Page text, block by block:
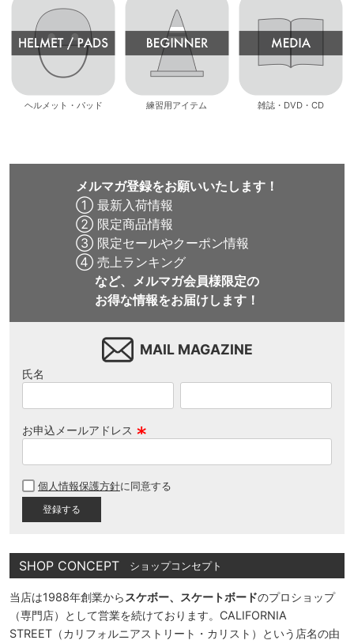
ヘルメット・パッド 練習用アイテム 雑誌・DVD・CD
メルマガ登録をお願いいたします！
① 最新入荷情報
② 限定商品情報
③ 限定セールやクーポン情報
④ 売上ランキング
など、メルマガ会員様限定の
お得な情報をお届けします！
MAIL MAGAZINE
氏名
お申込メールアドレス
須
個人情報保護方針に同意する
SHOP CONCEPT ショップコンセプト
当店は1988年創業から スケボー、スケートボードのプロショップ
（専門店）として営業を続けております。CALIFORNIA
STREET（カリフォルニアストリート・カリスト）という店名の由